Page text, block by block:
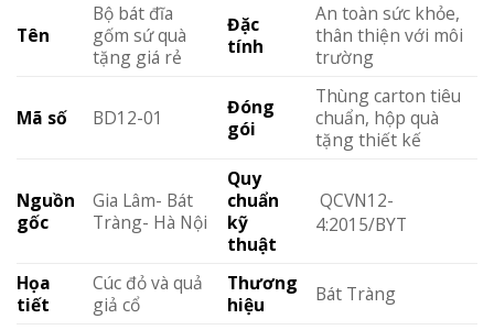
Tên
Bộ bát đĩa
gốm sứ quà
tặng giá rẻ
Đặc
tính
An toàn sức khỏe,
thân thiện với môi
trường
Mã số BD12-01
Đóng
gói
Thùng carton tiêu
chuẩn, hộp quà
tặng thiết kế
Nguồn
gốc
Gia Lâm- Bát
Tràng- Hà Nội
Quy
chuẩn
kỹ
thuật
QCVN12-
4:2015/BYT
Họa
tiết
Cúc đỏ và quả
giả cổ
Thương
hiệu
Bát Tràng